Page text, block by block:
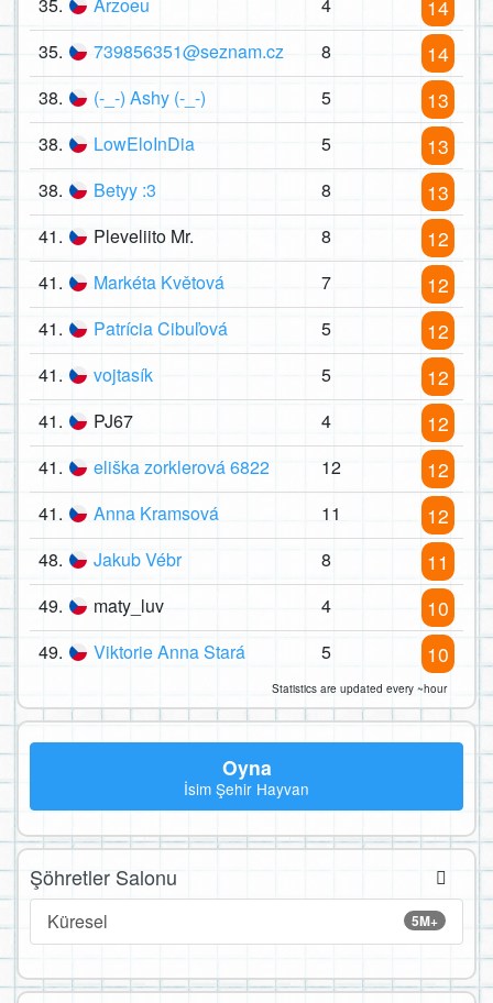
35. Arzoeu 4 14
35. 739856351@seznam.cz 8 14
38. (-_-) Ashy (-_-) 5 13
38. LowEloInDia 5 13
38. Betyy :3 8 13
41. Pleveliito Mr. 8 12
41. Markéta Květová 7 12
41. Patrícia Cibuľová 5 12
41. vojtasík 5 12
41. PJ67 4 12
41. eliška zorklerová 6822 12 12
41. Anna Kramsová 11 12
48. Jakub Vébr 8 11
49. maty_luv 4 10
49. Viktorie Anna Stará 5 10
Statistics are updated every ~hour
Oyna
İsim Şehir Hayvan
Şöhretler Salonu
5M+
Küresel